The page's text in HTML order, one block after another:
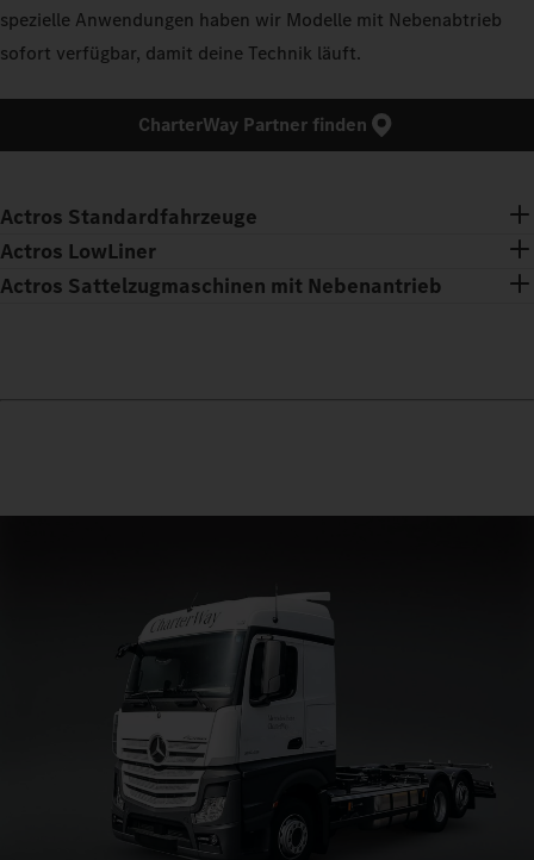
spezielle Anwendungen haben wir Modelle mit Nebenabtrieb
sofort verfügbar, damit deine Technik läuft.
CharterWay Partner finden
Actros Standardfahrzeuge
Actros LowLiner
Actros Sattelzugmaschinen mit Nebenantrieb